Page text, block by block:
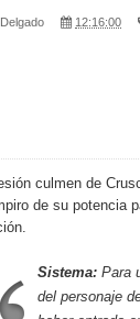
a los Vivos
12:16:00
culmen de
de su potencia
Sistema: Para
del personaje